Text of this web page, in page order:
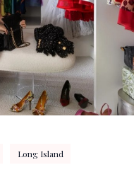
Long Island